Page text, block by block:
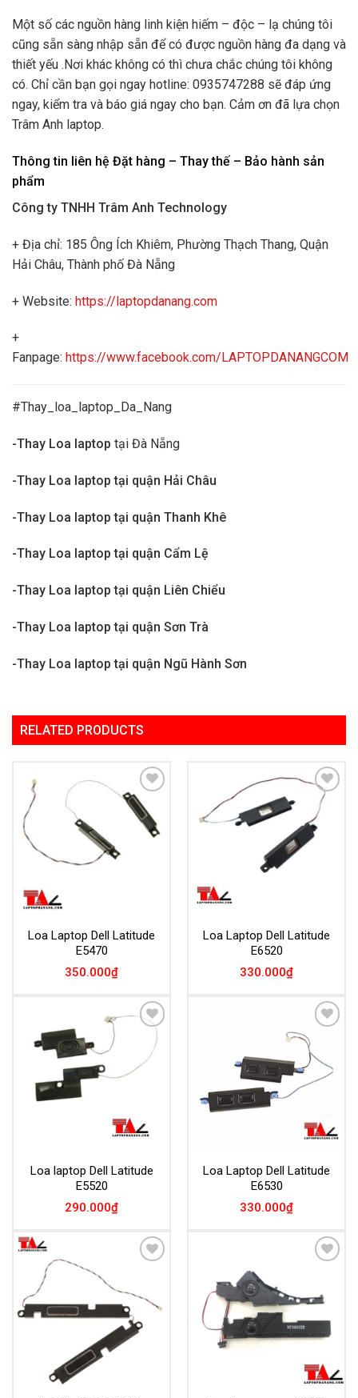
Một số các nguồn hàng linh kiện hiếm – độc – lạ chúng tôi
cũng sẵn sàng nhập sẵn để có được nguồn hàng đa dạng và
thiết yếu .Nơi khác không có thì chưa chắc chúng tôi không
có. Chỉ cần bạn gọi ngay hotline: 0935747288 sẽ đáp ứng
ngay, kiểm tra và báo giá ngay cho bạn. Cảm ơn đã lựa chọn
Trâm Anh laptop.
Thông tin liên hệ Đặt hàng – Thay thế – Bảo hành sản
phẩm
Công ty TNHH Trâm Anh Technology
+ Địa chỉ: 185 Ông Ích Khiêm, Phường Thạch Thang, Quận
Hải Châu, Thành phố Đà Nẵng
+ Website: https://laptopdanang.com
+
Fanpage: https://www.facebook.com/LAPTOPDANANGCOM
#Thay_loa_laptop_Da_Nang
-Thay Loa laptop tại Đà Nẵng
-Thay Loa laptop tại quận Hải Châu
-Thay Loa laptop tại quận Thanh Khê
-Thay Loa laptop tại quận Cẩm Lệ
-Thay Loa laptop tại quận Liên Chiểu
-Thay Loa laptop tại quận Sơn Trà
-Thay Loa laptop tại quận Ngũ Hành Sơn
RELATED PRODUCTS
Add to
Wishlist
Loa Laptop Dell Latitude
E5470
350.000₫
Add to
Wishlist
Loa Laptop Dell Latitude
E6520
330.000₫
Wishlist
Loa laptop Dell Latitude
E5520
290.000₫
Add to
Wishlist
Loa Laptop Dell Latitude
E6530
330.000₫